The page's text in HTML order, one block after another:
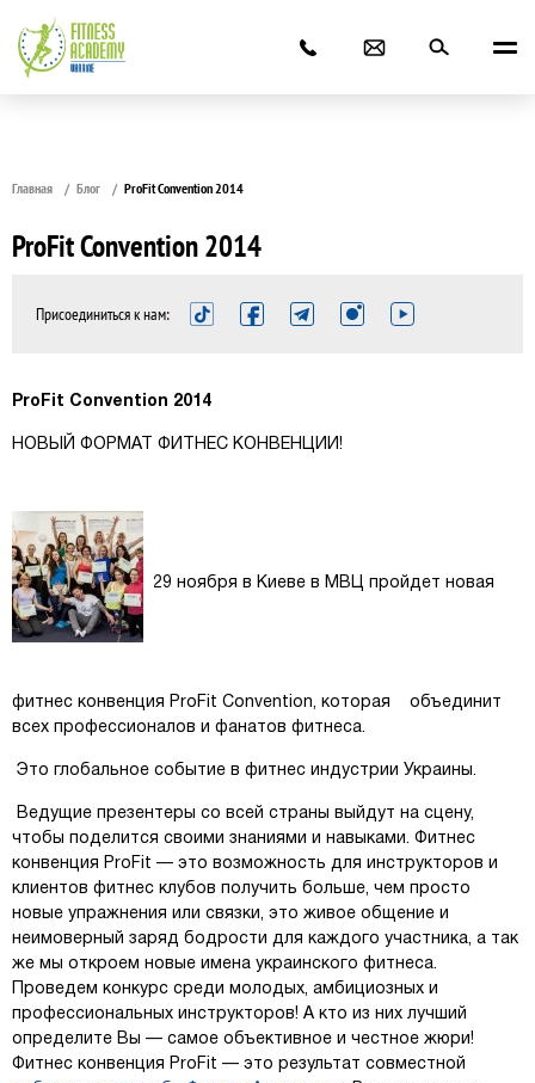
Главная Блог ProFit Convention 2014
ProFit Convention 2014
Присоединиться к нам:
ProFit Convention 2014
НОВЫЙ ФОРМАТ ФИТНЕС КОНВЕНЦИИ!
29 ноября в Киеве в МВЦ пройдет новая
фитнес конвенция ProFit Convention, которая объединит
всех профессионалов и фанатов фитнеса.
Это глобальное событие в фитнес индустрии Украины.
Ведущие презентеры со всей страны выйдут на сцену,
чтобы поделится своими знаниями и навыками. Фитнес
конвенция ProFit — это возможность для инструкторов и
клиентов фитнес клубов получить больше, чем просто
новые упражнения или связки, это живое общение и
неимоверный заряд бодрости для каждого участника, а так
же мы откроем новые имена украинского фитнеса.
Проведем конкурс среди молодых, амбициозных и
профессиональных инструкторов! А кто из них лучший
определите Вы — самое объективное и честное жюри!
Фитнес конвенция ProFit — это результат совместной